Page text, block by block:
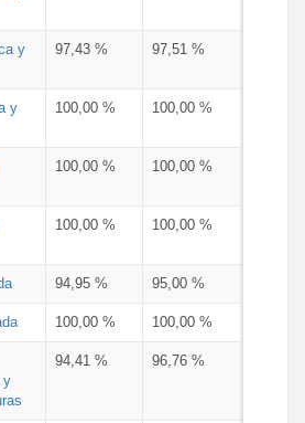
y
97,43 % 97,51 %
y
100,00 % 100,00 %
100,00 % 100,00 %
100,00 % 100,00 %
94,95 % 95,00 %
100,00 % 100,00 %
y
94,41 % 96,76 %